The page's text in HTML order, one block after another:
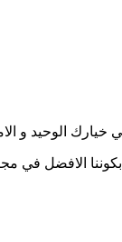
خيارك الوحيد و
باتصالك بشركتنا التي تتميز كونها ذات